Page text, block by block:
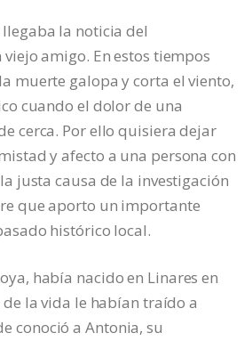
la noticia del
amigo. En estos tiempos
muerte galopa y corta el viento,
cuando el dolor de una
cerca. Por ello quisiera dejar
y afecto a una persona con
justa causa de la investigación
que aporto un importante
histórico local.
había nacido en Linares en
la vida le habían traído a
conoció a Antonia, su